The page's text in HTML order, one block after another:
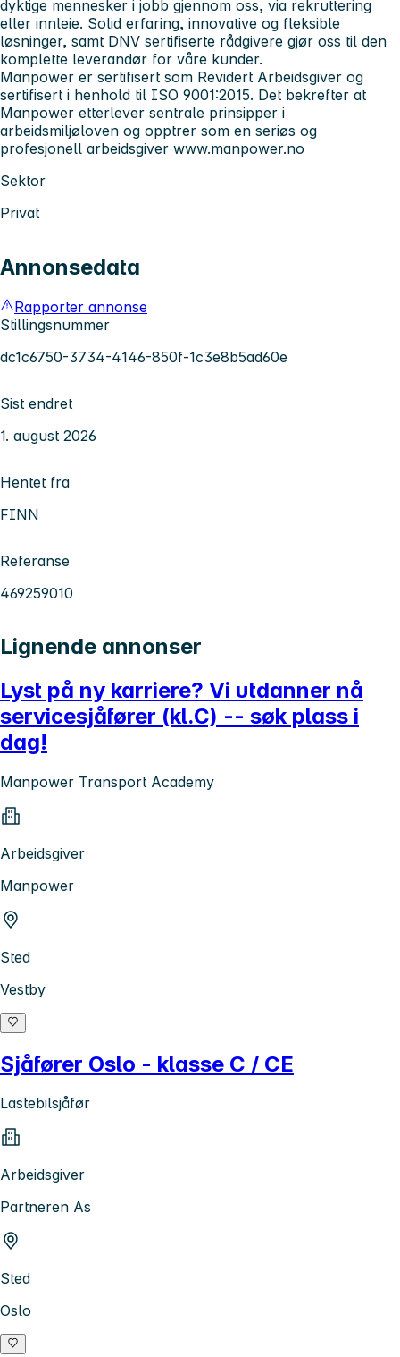
dyktige mennesker i jobb gjennom oss, via rekruttering
eller innleie. Solid erfaring, innovative og fleksible
løsninger, samt DNV sertifiserte rådgivere gjør oss til den
komplette leverandør for våre kunder.
Manpower er sertifisert som Revidert Arbeidsgiver og
sertifisert i henhold til ISO 9001:2015. Det bekrefter at
Manpower etterlever sentrale prinsipper i
arbeidsmiljøloven og opptrer som en seriøs og
profesjonell arbeidsgiver www.manpower.no
Sektor
Privat
Annonsedata
Rapporter annonse
Stillingsnummer
dc1c6750-3734-4146-850f-1c3e8b5ad60e
Sist endret
1. august 2026
Hentet fra
FINN
Referanse
469259010
Lignende annonser
Lyst på ny karriere? Vi utdanner nå
servicesjåfører (kl.C) -- søk plass i
dag!
Manpower Transport Academy
Arbeidsgiver
Manpower
Sted
Vestby
Sjåfører Oslo - klasse C / CE
Lastebilsjåfør
Arbeidsgiver
Partneren As
Sted
Oslo